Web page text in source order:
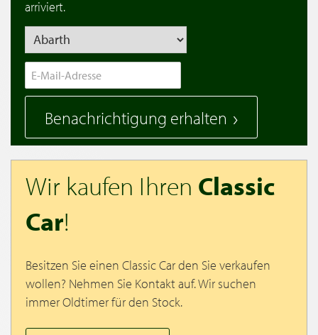
arriviert.
Benachrichtigung erhalten
Wir kaufen Ihren Classic
Car!
Besitzen Sie einen Classic Car den Sie verkaufen
wollen? Nehmen Sie Kontakt auf. Wir suchen
immer Oldtimer für den Stock.